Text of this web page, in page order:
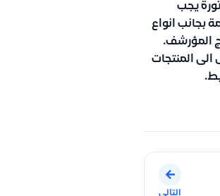
يجب
بجانب انواع
المؤرشف.
الى المنتجات
التالى